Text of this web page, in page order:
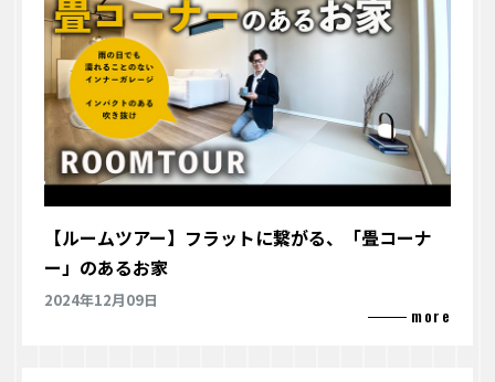
【ルームツアー】フラットに繋がる、「畳コーナ
ー」のあるお家
2024年12月09日